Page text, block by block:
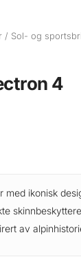
/ Sol- og
4
med ikonisk
skinnbeskyttere
av